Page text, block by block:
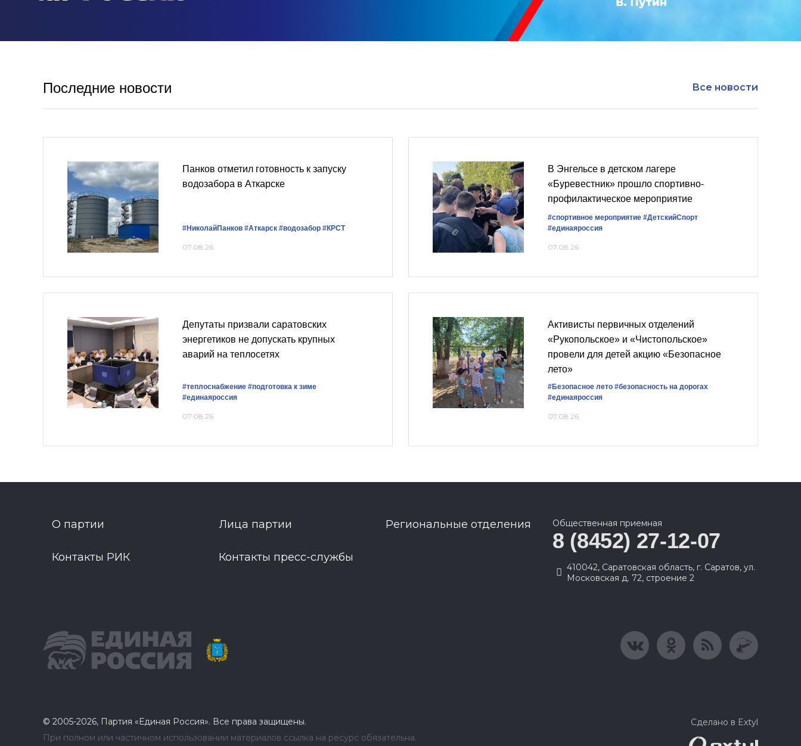
Последние новости Все новости
Панков отметил готовность к запуску
водозабора в Аткарске
#НиколайПанков #Аткарск #водозабор #КРСТ
07.08.26
В Энгельсе в детском лагере
«Буревестник» прошло спортивно-
профилактическое мероприятие
#спортивное мероприятие #ДетскийСпорт
#единаяроссия
07.08.26
Депутаты призвали саратовских
энергетиков не допускать крупных
аварий на теплосетях
#теплоснабжение #подготовка к зиме
#единаяроссия
07.08.26
Активисты первичных отделений
«Рукопольское» и «Чистопольское»
провели для детей акцию «Безопасное
лето»
#Безопасное лето #безопасность на дорогах
#единаяроссия
07.08.26
О партии Лица партии Региональные отделения
Контакты РИК Контакты пресс-службы
Общественная приемная
8 (8452) 27-12-07
410042, Саратовская область, г. Саратов, ул.
Московская д. 72, строение 2
© 2005-2026, Партия «Единая Россия». Все права защищены.
При полном или частичном использовании материалов ссылка на ресурс обязательна.
Сделано в Extyl